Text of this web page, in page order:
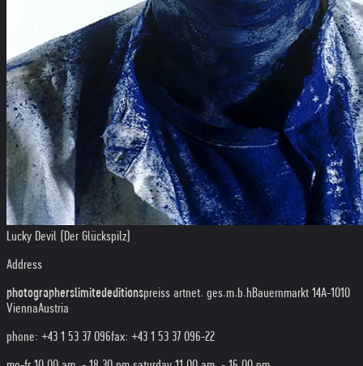
Lucky Devil (Der Glückspilz)
Address
photographerslimitededitionspreiss artnet. ges.m.b.hBauernmarkt 14A-1010
ViennaAustria
phone: +43 1 53 37 096fax: +43 1 53 37 096-22